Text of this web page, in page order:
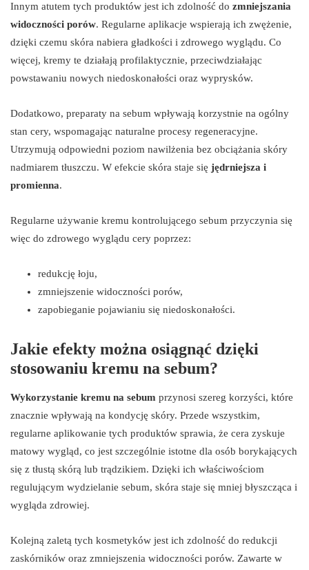
Innym atutem tych produktów jest ich zdolność do zmniejszania
widoczności porów. Regularne aplikacje wspierają ich zwężenie,
dzięki czemu skóra nabiera gładkości i zdrowego wyglądu. Co
więcej, kremy te działają profilaktycznie, przeciwdziałając
powstawaniu nowych niedoskonałości oraz wyprysków.
Dodatkowo, preparaty na sebum wpływają korzystnie na ogólny
stan cery, wspomagając naturalne procesy regeneracyjne.
Utrzymują odpowiedni poziom nawilżenia bez obciążania skóry
nadmiarem tłuszczu. W efekcie skóra staje się jędrniejsza i
promienna.
Regularne używanie kremu kontrolującego sebum przyczynia się
więc do zdrowego wyglądu cery poprzez:
redukcję łoju,
zmniejszenie widoczności porów,
zapobieganie pojawianiu się niedoskonałości.
Jakie efekty można osiągnąć dzięki
stosowaniu kremu na sebum?
Wykorzystanie kremu na sebum przynosi szereg korzyści, które
znacznie wpływają na kondycję skóry. Przede wszystkim,
regularne aplikowanie tych produktów sprawia, że cera zyskuje
matowy wygląd, co jest szczególnie istotne dla osób borykających
się z tłustą skórą lub trądzikiem. Dzięki ich właściwościom
regulującym wydzielanie sebum, skóra staje się mniej błyszcząca i
wygląda zdrowiej.
Kolejną zaletą tych kosmetyków jest ich zdolność do redukcji
zaskórników oraz zmniejszenia widoczności porów. Zawarte w